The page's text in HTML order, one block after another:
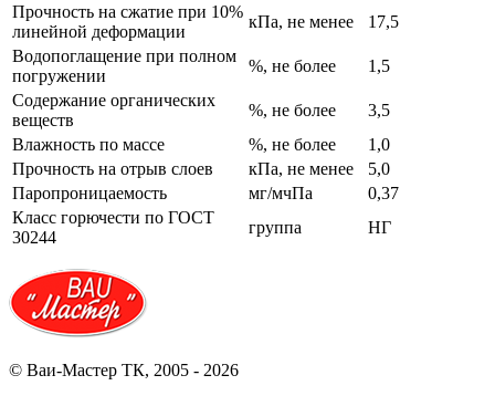
Прочность на сжатие при 10%
линейной деформации
кПа, не менее
17,5
Водопоглащение при полном
погружении
%, не более
1,5
Содержание органических
веществ
%, не более
3,5
Влажность по массе
%, не более
1,0
Прочность на отрыв слоев
кПа, не менее
5,0
Паропроницаемость
мг/мчПа
0,37
Класс горючести по ГОСТ
30244
группа НГ
© Ваи-Мастер ТК, 2005 - 2026